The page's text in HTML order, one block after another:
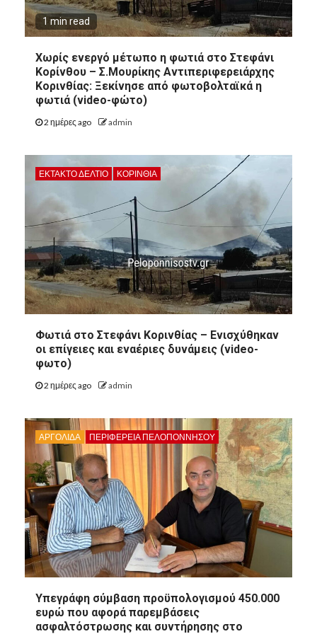
1 min read
Χωρίς ενεργό μέτωπο η φωτιά στο Στεφάνι
Κορίνθου – Σ.Μουρίκης Αντιπεριφερειάρχης
Κορινθίας: Ξεκίνησε από φωτοβολταϊκά η
φωτιά (video-φώτο)
2 ημέρες ago admin
ΕΚΤΑΚΤΟ ΔΕΛΤΙΟ ΚΟΡΙΝΘΊΑ
Φωτιά στο Στεφάνι Κορινθίας – Ενισχύθηκαν
οι επίγειες και εναέριες δυνάμεις (video-
φωτο)
2 ημέρες ago admin
ΑΡΓΟΛΙΔΑ ΠΕΡΙΦΈΡΕΙΑ ΠΕΛΟΠΟΝΝΉΣΟΥ
Υπεγράφη σύμβαση προϋπολογισμού 450.000
ευρώ που αφορά παρεμβάσεις
ασφαλτόστρωσης και συντήρησης στο
ΠΕΡΙΦΈΡΕΙΑ ΠΕΛΟΠΟΝΝΉΣΟΥ
ΠΟΛΙΤΙΣΜΌΣ
Άργος: Η Κατερίνα